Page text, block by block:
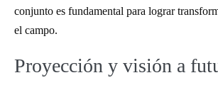
conjunto es fundamental para lograr
el campo.
Proyección y visión a